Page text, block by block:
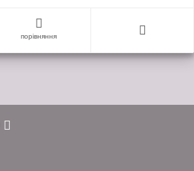
порівняння